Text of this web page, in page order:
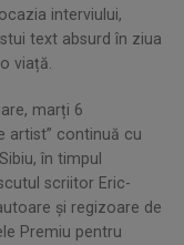
interviului,
text absurd în ziua
viață.
marți 6
artist” continuă cu
în timpul
scriitor Eric-
și regizoare de
Premiu pentru